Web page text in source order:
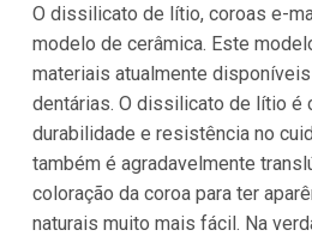
O dissilicato de lítio, coroas e-
modelo de cerâmica. Este
materiais atualmente
dentárias. O dissilicato de lítio é
durabilidade e resistência no
também é agradavelmente
coloração da coroa para ter
naturais muito mais fácil. Na